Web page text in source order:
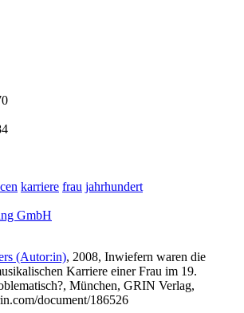
karriere frau jahrhundert
GmbH
(Autor:in), 2008, Inwiefern waren die
Karriere einer Frau im 19.
München, GRIN Verlag,
document/186526